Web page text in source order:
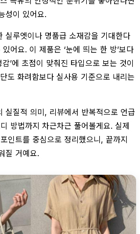
성이 있어요.
실루엣이나 명품급 소재감을 기대한다
어요. 이 제품은 ‘눈에 띄는 한 방’보다
’에 초점이 맞춰진 타입으로 보는 것이
도 화려함보다 실사용 기준으로 내리는
실질적 의미, 리뷰에서 반복적으로 언급
방법까지 차근차근 풀어볼게요. 실제
인트를 중심으로 정리했으니, 끝까지
질 거예요.